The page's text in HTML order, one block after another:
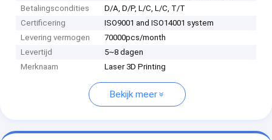
Betalingscondities
D/A, D/P, L/C, L/C, T/T
Certificering
ISO9001 and ISO14001 system
Levering vermogen
70000pcs/month
Levertijd
5~8 dagen
Merknaam
Laser 3D Printing
Bekijk meer